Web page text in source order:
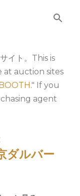
ンツに移動
イト。This is
at auction sites
." If you
agent
ダルバー